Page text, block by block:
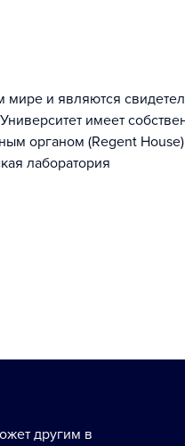
и являются
имеет
органом (Regent
лаборатория
другим в